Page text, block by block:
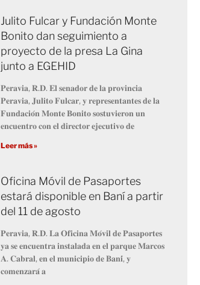
Julito Fulcar y Fundación Monte
Bonito dan seguimiento a
proyecto de la presa La Gina
junto a EGEHID
𝐏𝐞𝐫𝐚𝐯𝐢𝐚, 𝐑.𝐃. 𝐄𝐥 𝐬𝐞𝐧𝐚𝐝𝐨𝐫 𝐝𝐞 𝐥𝐚 𝐩𝐫𝐨𝐯𝐢𝐧𝐜𝐢𝐚
𝐏𝐞𝐫𝐚𝐯𝐢𝐚, 𝐉𝐮𝐥𝐢𝐭𝐨 𝐅𝐮𝐥𝐜𝐚𝐫, 𝐲 𝐫𝐞𝐩𝐫𝐞𝐬𝐞𝐧𝐭𝐚𝐧𝐭𝐞𝐬 𝐝𝐞 𝐥𝐚
𝐅𝐮𝐧𝐝𝐚𝐜𝐢𝐨́𝐧 𝐌𝐨𝐧𝐭𝐞 𝐁𝐨𝐧𝐢𝐭𝐨 𝐬𝐨𝐬𝐭𝐮𝐯𝐢𝐞𝐫𝐨𝐧 𝐮𝐧
𝐞𝐧𝐜𝐮𝐞𝐧𝐭𝐫𝐨 𝐜𝐨𝐧 𝐞𝐥 𝐝𝐢𝐫𝐞𝐜𝐭𝐨𝐫 𝐞𝐣𝐞𝐜𝐮𝐭𝐢𝐯𝐨 𝐝𝐞
Leer más »
Oficina Móvil de Pasaportes
estará disponible en Baní a partir
del 11 de agosto
𝐏𝐞𝐫𝐚𝐯𝐢𝐚, 𝐑.𝐃. 𝐋𝐚 𝐎𝐟𝐢𝐜𝐢𝐧𝐚 𝐌𝐨́𝐯𝐢𝐥 𝐝𝐞 𝐏𝐚𝐬𝐚𝐩𝐨𝐫𝐭𝐞𝐬
𝐲𝐚 𝐬𝐞 𝐞𝐧𝐜𝐮𝐞𝐧𝐭𝐫𝐚 𝐢𝐧𝐬𝐭𝐚𝐥𝐚𝐝𝐚 𝐞𝐧 𝐞𝐥 𝐩𝐚𝐫𝐪𝐮𝐞 𝐌𝐚𝐫𝐜𝐨𝐬
𝐀. 𝐂𝐚𝐛𝐫𝐚𝐥, 𝐞𝐧 𝐞𝐥 𝐦𝐮𝐧𝐢𝐜𝐢𝐩𝐢𝐨 𝐝𝐞 𝐁𝐚𝐧𝐢́, 𝐲
𝐜𝐨𝐦𝐞𝐧𝐳𝐚𝐫𝐚́ 𝐚